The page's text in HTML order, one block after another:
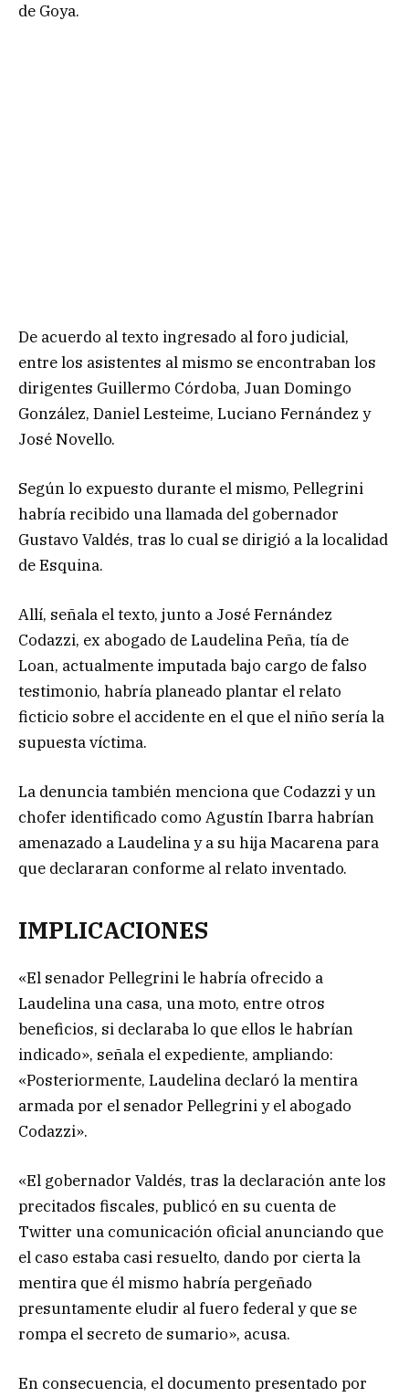
de Goya.
De acuerdo al texto ingresado al foro judicial,
entre los asistentes al mismo se encontraban los
dirigentes Guillermo Córdoba, Juan Domingo
González, Daniel Lesteime, Luciano Fernández y
José Novello.
Según lo expuesto durante el mismo, Pellegrini
habría recibido una llamada del gobernador
Gustavo Valdés, tras lo cual se dirigió a la localidad
de Esquina.
Allí, señala el texto, junto a José Fernández
Codazzi, ex abogado de Laudelina Peña, tía de
Loan, actualmente imputada bajo cargo de falso
testimonio, habría planeado plantar el relato
ficticio sobre el accidente en el que el niño sería la
supuesta víctima.
La denuncia también menciona que Codazzi y un
chofer identificado como Agustín Ibarra habrían
amenazado a Laudelina y a su hija Macarena para
que declararan conforme al relato inventado.
IMPLICACIONES
«El senador Pellegrini le habría ofrecido a
Laudelina una casa, una moto, entre otros
beneficios, si declaraba lo que ellos le habrían
indicado», señala el expediente, ampliando:
«Posteriormente, Laudelina declaró la mentira
armada por el senador Pellegrini y el abogado
Codazzi».
«El gobernador Valdés, tras la declaración ante los
precitados fiscales, publicó en su cuenta de
Twitter una comunicación oficial anunciando que
el caso estaba casi resuelto, dando por cierta la
mentira que él mismo habría pergeñado
presuntamente eludir al fuero federal y que se
rompa el secreto de sumario», acusa.
En consecuencia, el documento presentado por